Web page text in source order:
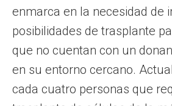
enmarca en la necesidad de
posibilidades de trasplante
que no cuentan con un
en su entorno cercano.
cada cuatro personas que